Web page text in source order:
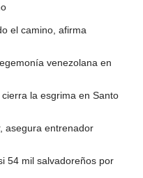
el camino, afirma
venezolana en
la esgrima en Santo
asegura entrenador
54 mil salvadoreños por